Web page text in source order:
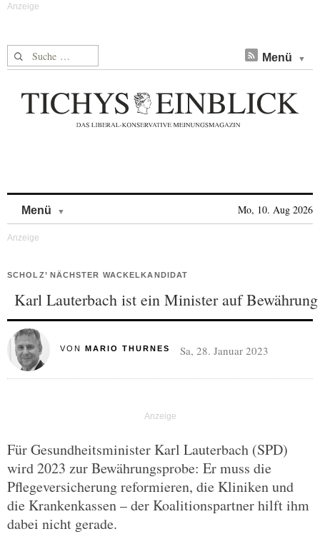
Suche nach: Menü
Menü Mo, 10. Aug 2026
SCHOLZ’ NÄCHSTER WACKELKANDIDAT
Karl Lauterbach ist ein Minister auf Bewährung
VON MARIO THURNES Sa, 28. Januar 2023
Für Gesundheitsminister Karl Lauterbach (SPD)
wird 2023 zur Bewährungsprobe: Er muss die
Pflegeversicherung reformieren, die Kliniken und
die Krankenkassen – der Koalitionspartner hilft ihm
dabei nicht gerade.